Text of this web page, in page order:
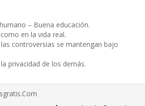
– Buena educación.
en la vida real.
controversias se mantengan bajo
privacidad de los demás.